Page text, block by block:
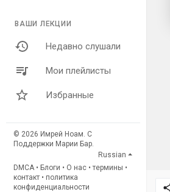
ВАШИ ЛЕКЦИИ
Недавно слушали
Мои плейлисты
Избранные
© 2026 Имрей Ноам. С
Поддержки Марии Бар.
Russian
DMCA • Блоги • О нас •термины •
контакт • политика
конфиденциальности